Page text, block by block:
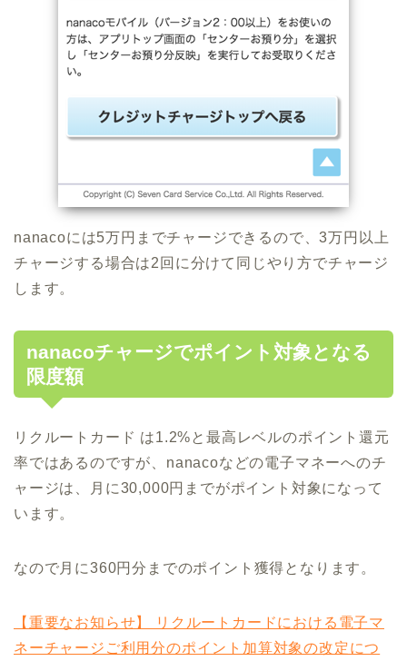
nanacoには5万円までチャージできるので、3万円以上
チャージする場合は2回に分けて同じやり方でチャージ
します。
nanacoチャージでポイント対象となる
限度額
リクルートカード は1.2%と最高レベルのポイント還元
率ではあるのですが、nanacoなどの電子マネーへのチ
ャージは、月に30,000円までがポイント対象になって
います。
なので月に360円分までのポイント獲得となります。
【重要なお知らせ】 リクルートカードにおける電子マ
ネーチャージご利用分のポイント加算対象の改定につ